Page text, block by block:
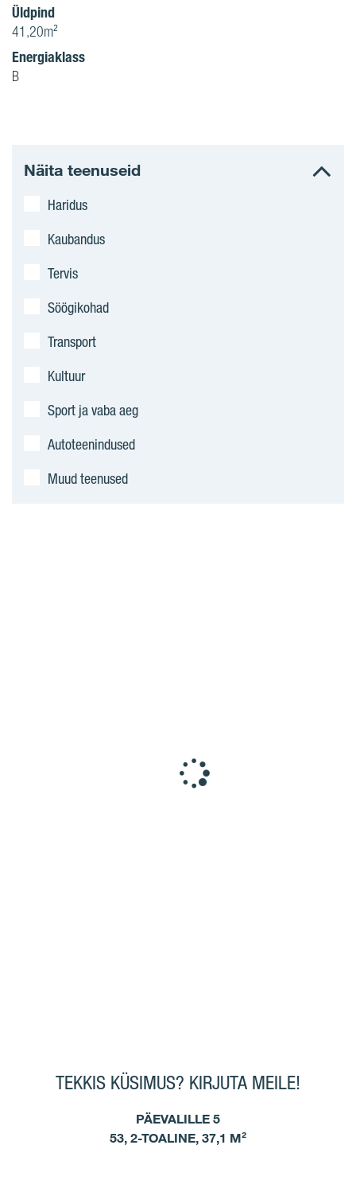
Üldpind
41,20m²
Energiaklass
B
Näita teenuseid
Haridus
Kaubandus
Tervis
Söögikohad
Transport
Kultuur
Sport ja vaba aeg
Autoteenindused
Muud teenused
TEKKIS KÜSIMUS? KIRJUTA MEILE!
PÄEVALILLE 5
53, 2-TOALINE, 37,1 M²